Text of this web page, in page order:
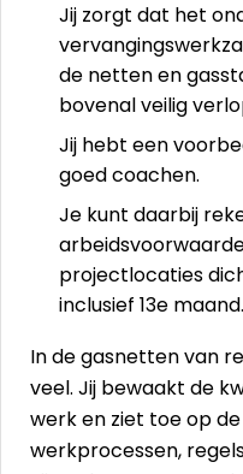
Jij zorgt dat het
de netten en
bovenal veilig
Jij hebt een
goed coachen.
Je kunt daarbij
projectlocaties
inclusief 13e maand.
In de gasnetten van
veel. Jij bewaakt de
werk en ziet toe op
werkprocessen,